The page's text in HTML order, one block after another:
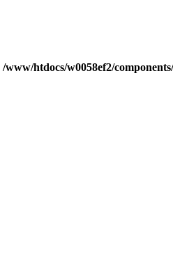
/www/htdocs/w0058ef2/